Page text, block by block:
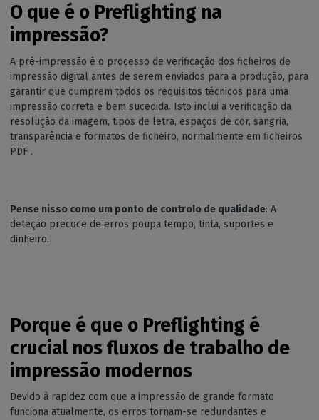
O que é o Preflighting na
impressão?
A pré-impressão é o processo de verificação dos ficheiros de
impressão digital antes de serem enviados para a produção, para
garantir que cumprem todos os requisitos técnicos para uma
impressão correta e bem sucedida. Isto inclui a verificação da
resolução da imagem, tipos de letra, espaços de cor, sangria,
transparência e formatos de ficheiro, normalmente em ficheiros
PDF .
Pense nisso como um ponto de controlo de qualidade: A
deteção precoce de erros poupa tempo, tinta, suportes e
dinheiro.
Porque é que o Preflighting é
crucial nos fluxos de trabalho de
impressão modernos
Devido à rapidez com que a impressão de grande formato
funciona atualmente, os erros tornam-se redundantes e